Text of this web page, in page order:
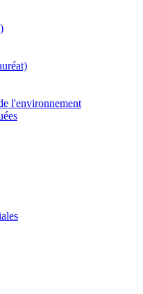
l'environnement